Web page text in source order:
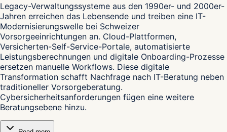
Legacy-Verwaltungssysteme aus den 1990er- und 2000er-
Jahren erreichen das Lebensende und treiben eine IT-
Modernisierungswelle bei Schweizer
Vorsorgeeinrichtungen an. Cloud-Plattformen,
Versicherten-Self-Service-Portale, automatisierte
Leistungsberechnungen und digitale Onboarding-Prozesse
ersetzen manuelle Workflows. Diese digitale
Transformation schafft Nachfrage nach IT-Beratung neben
traditioneller Vorsorgeberatung.
Cybersicherheitsanforderungen fügen eine weitere
Beratungsebene hinzu.